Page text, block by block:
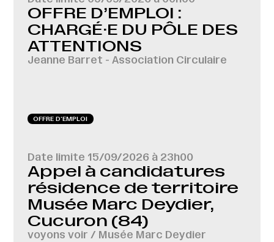
OFFRE D’EMPLOI :
CHARGÉ·E DU PÔLE DES
ATTENTIONS
Jeanne Barret - Association Circulaire
OFFRE D‘EMPLOI
Date limite 15/09/2026 à 23h00
Appel à candidatures
résidence de territoire
Musée Marc Deydier,
Cucuron (84)
voyons voir / Musée Marc Deydier